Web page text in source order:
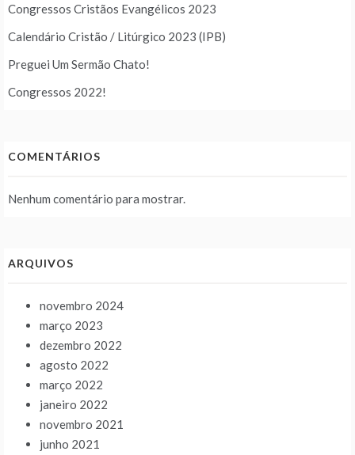
Congressos Cristãos Evangélicos 2023
Calendário Cristão / Litúrgico 2023 (IPB)
Preguei Um Sermão Chato!
Congressos 2022!
COMENTÁRIOS
Nenhum comentário para mostrar.
ARQUIVOS
novembro 2024
março 2023
dezembro 2022
agosto 2022
março 2022
janeiro 2022
novembro 2021
junho 2021